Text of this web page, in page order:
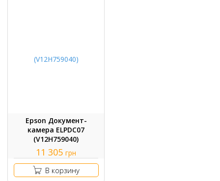
Epson Документ-
камера ELPDC07
(V12H759040)
11 305 грн
В корзину